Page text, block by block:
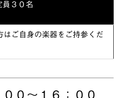
３０名
はご自身の楽器をご持参くだ
０～１６：００